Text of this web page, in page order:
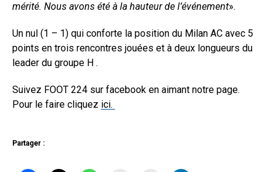
mérité. Nous avons été à la hauteur de l’événement».
Un nul (1 – 1) qui conforte la position du Milan AC avec 5
points en trois rencontres jouées et à deux longueurs du
leader du groupe H .
Suivez FOOT 224 sur facebook en aimant notre page.
Pour le faire cliquez ici.
Partager :